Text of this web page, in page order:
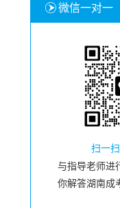
微信一对一
扫一
与指导老师进
你解答湖南成